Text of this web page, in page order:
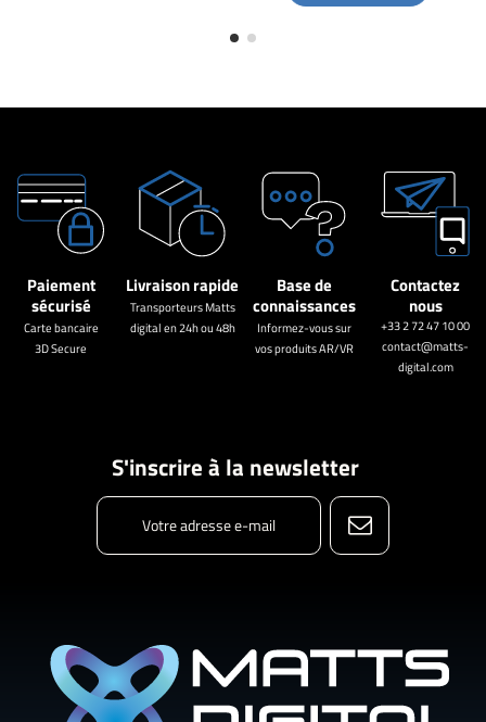
Paiement
sécurisé
Carte bancaire
3D Secure
Livraison rapide
Transporteurs Matts
digital en 24h ou 48h
Base de
connaissances
Informez-vous sur
vos produits AR/VR
Contactez
nous
+33 2 72 47 10 00
contact@matts-
digital.com
S'inscrire à la newsletter